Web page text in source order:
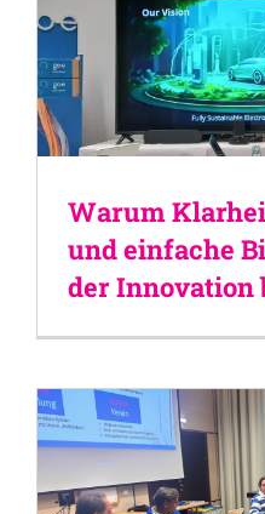
Warum
und einfache
der Innovation